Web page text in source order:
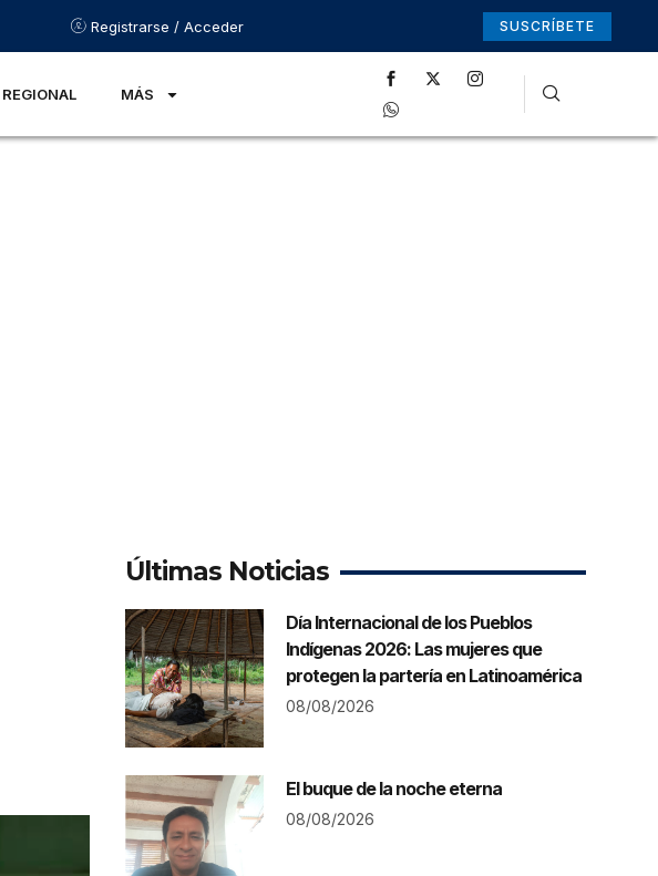
Registrarse / Acceder SUSCRÍBETE
REGIONAL MÁS
Últimas Noticias
Día Internacional de los Pueblos
Indígenas 2026: Las mujeres que
protegen la partería en Latinoamérica
08/08/2026
El buque de la noche eterna
08/08/2026